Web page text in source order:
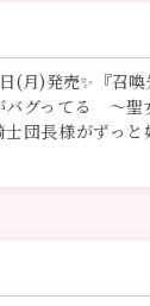
(月)発売✨『召
バグってる ～聖
団長様がずっと